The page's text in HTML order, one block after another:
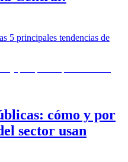
5 principales tendencias de
cómo y por
sector usan